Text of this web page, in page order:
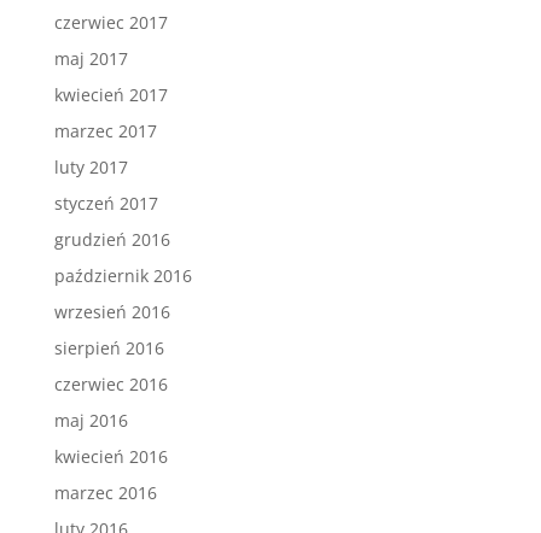
czerwiec 2017
maj 2017
kwiecień 2017
marzec 2017
luty 2017
styczeń 2017
grudzień 2016
październik 2016
wrzesień 2016
sierpień 2016
czerwiec 2016
maj 2016
kwiecień 2016
marzec 2016